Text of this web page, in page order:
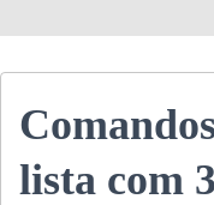
lista com